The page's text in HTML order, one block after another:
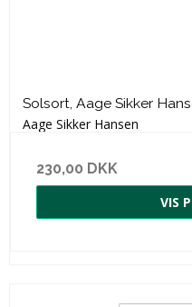
Solsort, Aage Sikker
Aage Sikker Hansen
230,00 DKK
VIS